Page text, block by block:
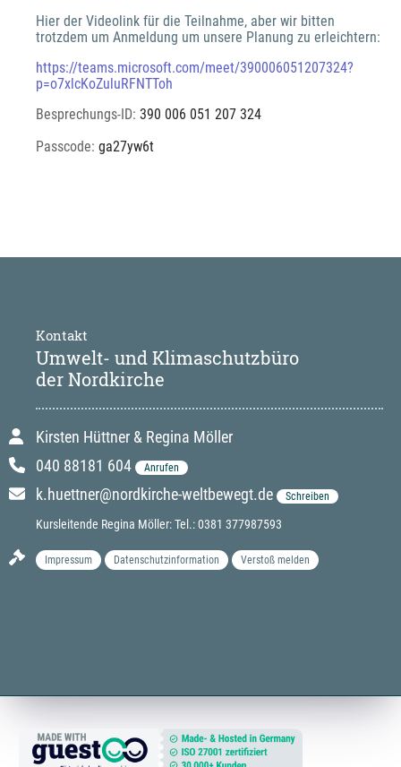
Hier der Videolink für die Teilnahme, aber wir bitten
trotzdem um Anmeldung um unsere Planung zu erleichtern:
https://teams.microsoft.com/meet/390006051207324?
p=o7xlcKoZuluRFNTToh
Besprechungs-ID: 390 006 051 207 324
Passcode: ga27yw6t
Kontakt
Umwelt- und Klimaschutzbüro
der Nordkirche
Kirsten Hüttner & Regina Möller
040 88181 604
Anrufen
k.huettner@nordkirche-weltbewegt.de Schreiben
Kursleitende Regina Möller: Tel.: 0381 377987593
Impressum Datenschutzinformation Verstoß melden